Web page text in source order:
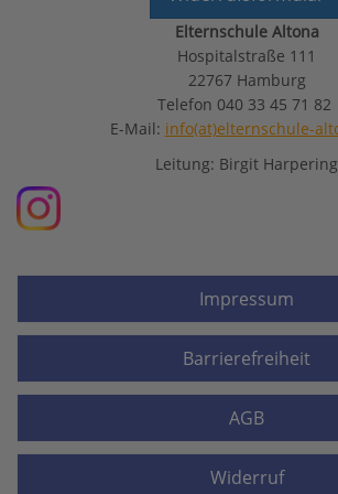
Elternschule Altona
Hospitalstraße 111
22767 Hamburg
Telefon 040 33 45 71 82
E-Mail: info(at)elternschule-
Leitung: Birgit Harpering
Impressum
Barrierefreiheit
AGB
Widerruf